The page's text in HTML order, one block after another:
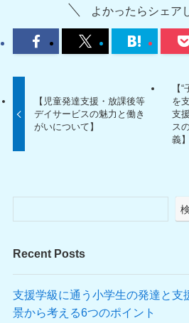
よかったらシェア
【児童発達支援・放課後等
デイサービスの魅力と働き
がいについて】
【
を
支
ス
義】
Recent Posts
支援学級に通う小学生の発達と支
景から考える6つのポイント